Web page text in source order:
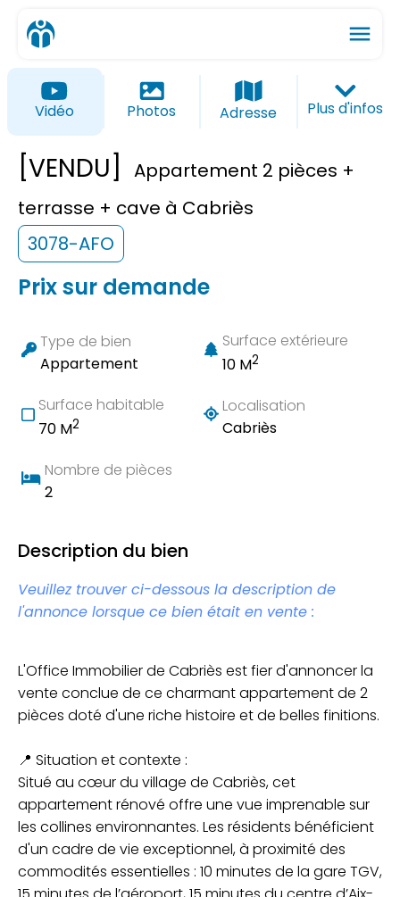
menu
ios_share
Vidéo Photos Adresse Plus d'infos
[VENDU]
Appartement 2 pièces +
terrasse + cave à Cabriès
3078-AFO
Prix sur demande
Type de bien
Appartement
Surface extérieure
10 M2
Surface habitable
70 M2
Localisation
Cabriès
Nombre de pièces
2
Description du bien
Veuillez trouver ci-dessous la description de
l'annonce lorsque ce bien était en vente :
L'Office Immobilier de Cabriès est fier d'annoncer la
vente conclue de ce charmant appartement de 2
pièces doté d'une riche histoire et de belles finitions.
📍 Situation et contexte :
Situé au cœur du village de Cabriès, cet
appartement rénové offre une vue imprenable sur
les collines environnantes. Les résidents bénéficient
d'un cadre de vie exceptionnel, à proximité des
commodités essentielles : 10 minutes de la gare TGV,